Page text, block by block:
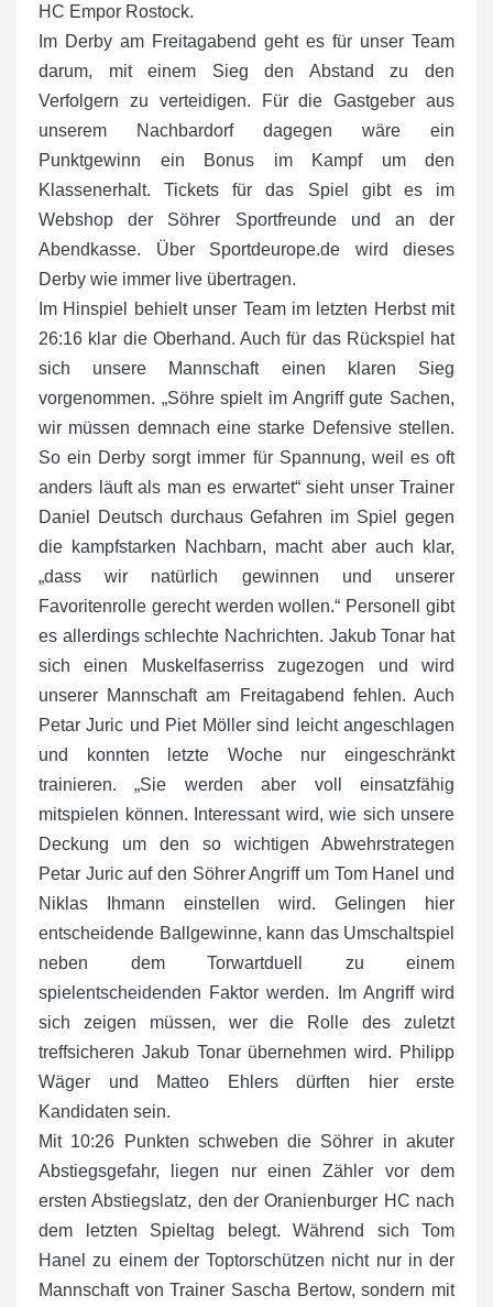
HC Empor Rostock.
Im Derby am Freitagabend geht es für unser Team
darum, mit einem Sieg den Abstand zu den
Verfolgern zu verteidigen. Für die Gastgeber aus
unserem Nachbardorf dagegen wäre ein
Punktgewinn ein Bonus im Kampf um den
Klassenerhalt. Tickets für das Spiel gibt es im
Webshop der Söhrer Sportfreunde und an der
Abendkasse. Über Sportdeurope.de wird dieses
Derby wie immer live übertragen.
Im Hinspiel behielt unser Team im letzten Herbst mit
26:16 klar die Oberhand. Auch für das Rückspiel hat
sich unsere Mannschaft einen klaren Sieg
vorgenommen. „Söhre spielt im Angriff gute Sachen,
wir müssen demnach eine starke Defensive stellen.
So ein Derby sorgt immer für Spannung, weil es oft
anders läuft als man es erwartet“ sieht unser Trainer
Daniel Deutsch durchaus Gefahren im Spiel gegen
die kampfstarken Nachbarn, macht aber auch klar,
„dass wir natürlich gewinnen und unserer
Favoritenrolle gerecht werden wollen.“ Personell gibt
es allerdings schlechte Nachrichten. Jakub Tonar hat
sich einen Muskelfaserriss zugezogen und wird
unserer Mannschaft am Freitagabend fehlen. Auch
Petar Juric und Piet Möller sind leicht angeschlagen
und konnten letzte Woche nur eingeschränkt
trainieren. „Sie werden aber voll einsatzfähig
mitspielen können. Interessant wird, wie sich unsere
Deckung um den so wichtigen Abwehrstrategen
Petar Juric auf den Söhrer Angriff um Tom Hanel und
Niklas Ihmann einstellen wird. Gelingen hier
entscheidende Ballgewinne, kann das Umschaltspiel
neben dem Torwartduell zu einem
spielentscheidenden Faktor werden. Im Angriff wird
sich zeigen müssen, wer die Rolle des zuletzt
treffsicheren Jakub Tonar übernehmen wird. Philipp
Wäger und Matteo Ehlers dürften hier erste
Kandidaten sein.
Mit 10:26 Punkten schweben die Söhrer in akuter
Abstiegsgefahr, liegen nur einen Zähler vor dem
ersten Abstiegslatz, den der Oranienburger HC nach
dem letzten Spieltag belegt. Während sich Tom
Hanel zu einem der Toptorschützen nicht nur in der
Mannschaft von Trainer Sascha Bertow, sondern mit